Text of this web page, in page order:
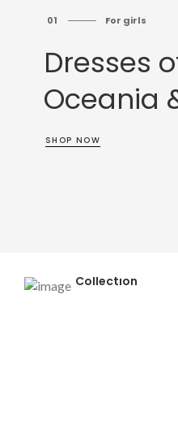
Dresses
Oceania
SHOP NOW
01 For girls
Collection